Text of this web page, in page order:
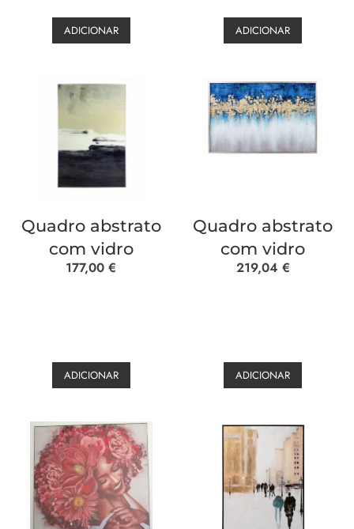
ADICIONAR ADICIONAR
Quadro abstrato
com vidro
177,00€
ADICIONAR
Quadro abstrato
com vidro
219,04 €
ADICIONAR